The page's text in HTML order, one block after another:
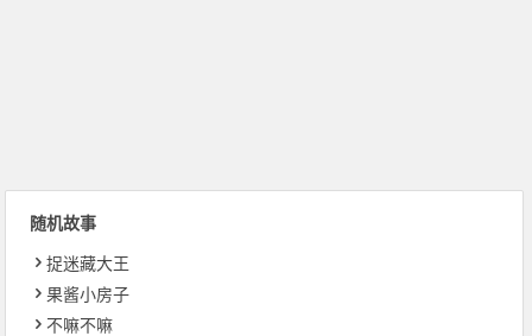
随机故事
捉迷藏大王
果酱小房子
不嘛不嘛